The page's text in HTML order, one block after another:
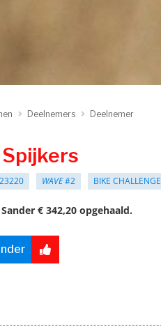
Deelnemers Deelnemer
WAVE#2 BIKE CHALLENGE
€ 342,20 opgehaald.